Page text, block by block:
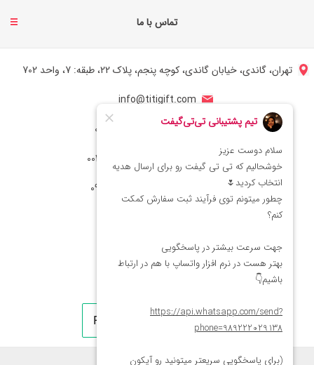
تماس با ما
تهران، گاندی، خیابان گاندی، کوچه پنجم، پلاک 22، طبقه: 7، واحد 702
info@titigift.com
شماره تماس ایران: 02166066403
شماره تماس آمریکا: 0014088054942